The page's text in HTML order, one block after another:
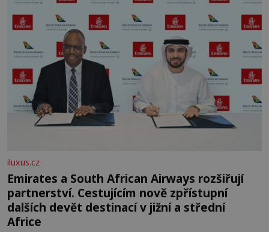
iluxus.cz
Emirates a South African Airways rozšiřují
partnerství. Cestujícím nově zpřístupní
dalších devět destinací v jižní a střední
Africe